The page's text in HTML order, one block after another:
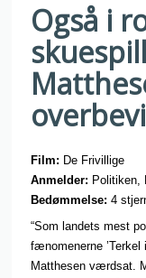
Også i
Film: De Frivillige
Anmelder: Politiken,
Bedømmelse: 4
“Som landets mest
fænomenerne ’Terkel i
Matthesen værdsat.